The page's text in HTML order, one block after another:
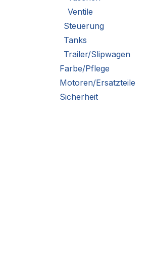
Ventile
Steuerung
Tanks
Trailer/Slipwagen
Farbe/Pflege
Motoren/Ersatzteile
Sicherheit